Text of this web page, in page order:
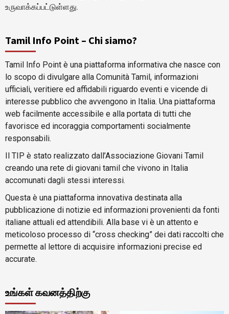
உருவாக்கப்பட்டுள்ளது.
Tamil Info Point – Chi siamo?
Tamil Info Point è una piattaforma informativa che nasce con
lo scopo di divulgare alla Comunità Tamil, informazioni
ufficiali, veritiere ed affidabili riguardo eventi e vicende di
interesse pubblico che avvengono in Italia. Una piattaforma
web facilmente accessibile e alla portata di tutti che
favorisce ed incoraggia comportamenti socialmente
responsabili.
Il TIP è stato realizzato dall’Associazione Giovani Tamil
creando una rete di giovani tamil che vivono in Italia
accomunati dagli stessi interessi.
Questa è una piattaforma innovativa destinata alla
pubblicazione di notizie ed informazioni provenienti da fonti
italiane attuali ed attendibili. Alla base vi è un attento e
meticoloso processo di “cross checking” dei dati raccolti che
permette al lettore di acquisire informazioni precise ed
accurate.
உங்கள் கவனத்திற்கு